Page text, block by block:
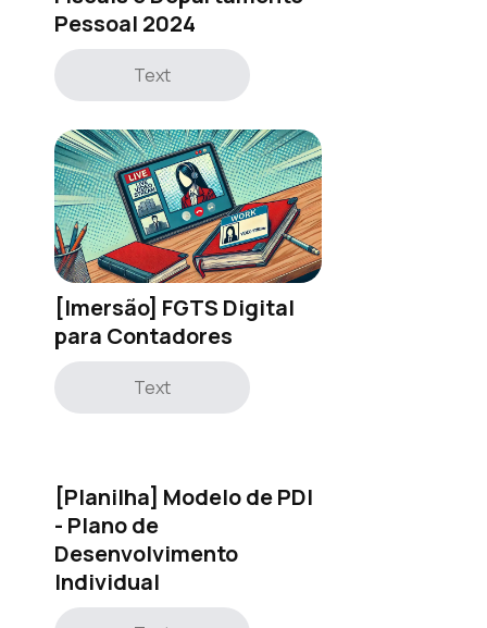
Pessoal 2024
Text
[Imersão] FGTS Digital
para Contadores
Text
[Planilha] Modelo de PDI
- Plano de
Desenvolvimento
Individual